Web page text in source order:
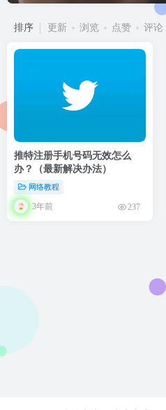
排序 更新 浏览 点赞 评论
推特注册手机号码无效怎么
办？（最新解决办法）
网络教程
3年前 237